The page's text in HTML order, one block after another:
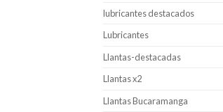
lubricantes destacados
Lubricantes
Llantas-destacadas
Llantas x2
Llantas Bucaramanga